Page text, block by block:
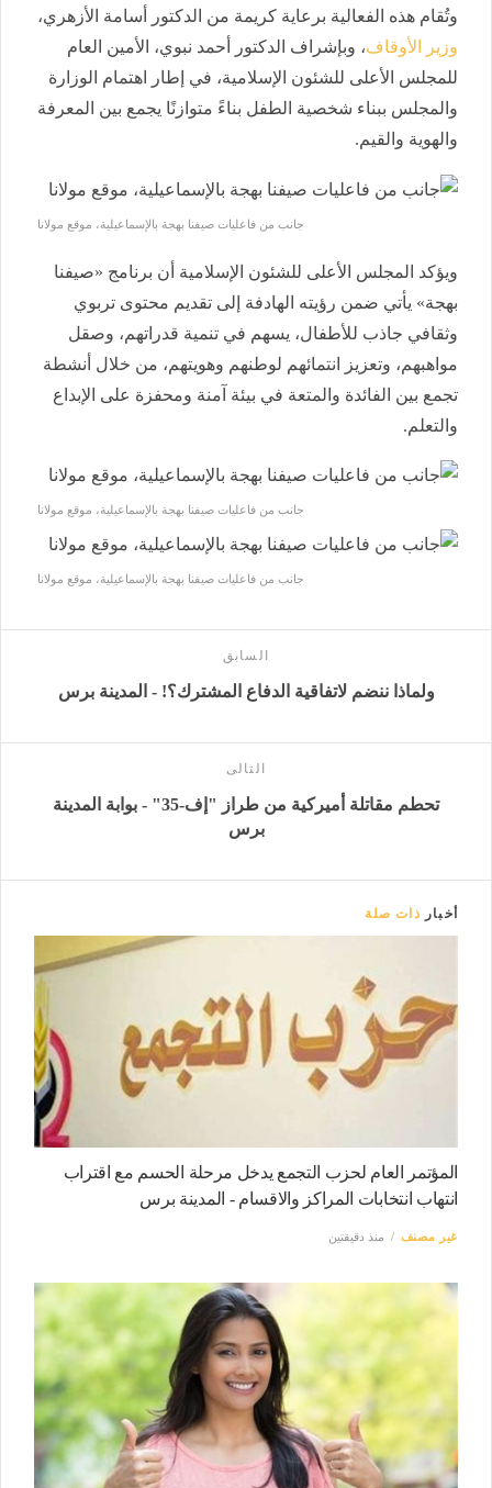
وتُقام هذه الفعالية برعاية كريمة من الدكتور أسامة الأزهري،
وزير الأوقاف، وبإشراف الدكتور أحمد نبوي، الأمين العام
للمجلس الأعلى للشئون الإسلامية، في إطار اهتمام الوزارة
والمجلس ببناء شخصية الطفل بناءً متوازنًا يجمع بين المعرفة
والهوية والقيم.
جانب من فاعليات صيفنا بهجة بالإسماعيلية، موقع مولانا
ويؤكد المجلس الأعلى للشئون الإسلامية أن برنامج «صيفنا
بهجة» يأتي ضمن رؤيته الهادفة إلى تقديم محتوى تربوي
وثقافي جاذب للأطفال، يسهم في تنمية قدراتهم، وصقل
مواهبهم، وتعزيز انتمائهم لوطنهم وهويتهم، من خلال أنشطة
تجمع بين الفائدة والمتعة في بيئة آمنة ومحفزة على الإبداع
والتعلم.
جانب من فاعليات صيفنا بهجة بالإسماعيلية، موقع مولانا
جانب من فاعليات صيفنا بهجة بالإسماعيلية، موقع مولانا
السابق
ولماذا ننضم لاتفاقية الدفاع المشترك؟! - المدينة برس
التالى
تحطم مقاتلة أميركية من طراز "إف-35" - بوابة المدينة
برس
أخبار ذات صلة
المؤتمر العام لحزب التجمع يدخل مرحلة الحسم مع اقتراب
انتهاب انتخابات المراكز والاقسام - المدينة برس
غير مصنف منذ دقيقتين